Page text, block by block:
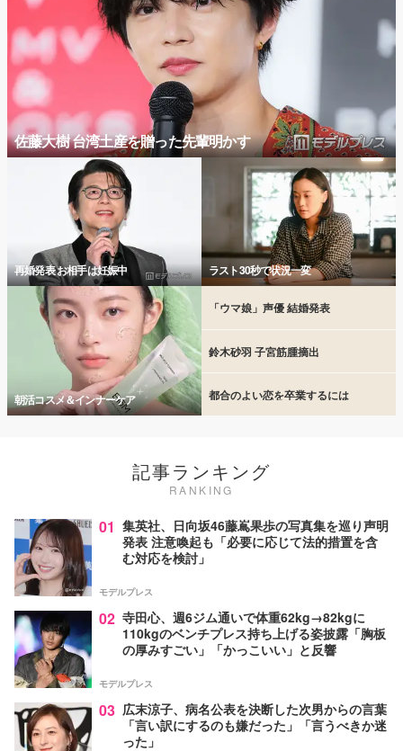
佐藤大樹 台湾土産を贈った先輩明かす
再婚発表 お相手は妊娠中 ラスト30秒で状況一変
朝活コスメ＆インナーケア
「ウマ娘」声優 結婚発表
鈴木砂羽 子宮筋腫摘出
都合のよい恋を卒業するには
記事ランキング
RANKING
01 集英社、日向坂46藤嶌果歩の写真集を巡り声明
発表 注意喚起も「必要に応じて法的措置を含
む対応を検討」
モデルプレス
02 寺田心、週6ジム通いで体重62kg→82kgに
110kgのベンチプレス持ち上げる姿披露「胸板
の厚みすごい」「かっこいい」と反響
モデルプレス
03 広末涼子、病名公表を決断した次男からの言葉
「言い訳にするのも嫌だった」「言うべきか迷
った」